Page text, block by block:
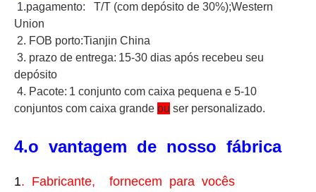
1.pagamento: T/T (com depósito de 30%);Western
Union
2. FOB porto:Tianjin China
3. prazo de entrega: 15-30 dias após recebeu seu
depósito
4. Pacote: 1 conjunto com caixa pequena e 5-10
conjuntos com caixa grande ou ser personalizado.
4.o vantagem de nosso fábrica
1. Fabricante, fornecem para vocês